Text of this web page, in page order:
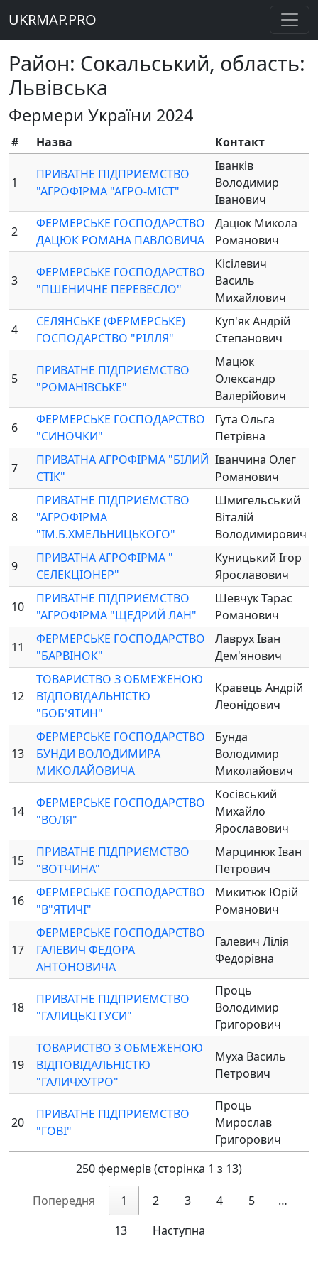
UKRMAP.PRO
Район: Сокальський, область:
Львівська
Фермери України 2024
# Назва Контакт
1
ПРИВАТНЕ ПІДПРИЄМСТВО
"АГРОФІРМА "АГРО-МІСТ"
Іванків
Володимир
Іванович
2
ФЕРМЕРСЬКЕ ГОСПОДАРСТВО
ДАЦЮК РОМАНА ПАВЛОВИЧА
Дацюк Микола
Романович
3
ФЕРМЕРСЬКЕ ГОСПОДАРСТВО
"ПШЕНИЧНЕ ПЕРЕВЕСЛО"
Кісілевич
Василь
Михайлович
4
СЕЛЯНСЬКЕ (ФЕРМЕРСЬКЕ)
ГОСПОДАРСТВО "РІЛЛЯ"
Куп'як Андрій
Степанович
5
ПРИВАТНЕ ПІДПРИЄМСТВО
"РОМАНІВСЬКЕ"
Мацюк
Олександр
Валерійович
6
ФЕРМЕРСЬКЕ ГОСПОДАРСТВО
"СИНОЧКИ"
Гута Ольга
Петрівна
7
ПРИВАТНА АГРОФІРМА "БІЛИЙ
СТІК"
Іванчина Олег
Романович
8
ПРИВАТНЕ ПІДПРИЄМСТВО
"АГРОФІРМА
"ІМ.Б.ХМЕЛЬНИЦЬКОГО"
Шмигельський
Віталій
Володимирович
9
ПРИВАТНА АГРОФІРМА "
СЕЛЕКЦІОНЕР"
Куницький Ігор
Ярославович
10
ПРИВАТНЕ ПІДПРИЄМСТВО
"АГРОФІРМА "ЩЕДРИЙ ЛАН"
Шевчук Тарас
Романович
11
ФЕРМЕРСЬКЕ ГОСПОДАРСТВО
"БАРВІНОК"
Лаврух Іван
Дем'янович
12
ТОВАРИСТВО З ОБМЕЖЕНОЮ
ВІДПОВІДАЛЬНІСТЮ
"БОБ'ЯТИН"
Кравець Андрій
Леонідович
13
ФЕРМЕРСЬКЕ ГОСПОДАРСТВО
БУНДИ ВОЛОДИМИРА
МИКОЛАЙОВИЧА
Бунда
Володимир
Миколайович
14
ФЕРМЕРСЬКЕ ГОСПОДАРСТВО
"ВОЛЯ"
Косівський
Михайло
Ярославович
15
ПРИВАТНЕ ПІДПРИЄМСТВО
"ВОТЧИНА"
Марцинюк Іван
Петрович
16
ФЕРМЕРСЬКЕ ГОСПОДАРСТВО
"В"ЯТИЧІ"
Микитюк Юрій
Романович
17
ФЕРМЕРСЬКЕ ГОСПОДАРСТВО
ГАЛЕВИЧ ФЕДОРА
АНТОНОВИЧА
Галевич Лілія
Федорівна
18
ПРИВАТНЕ ПІДПРИЄМСТВО
"ГАЛИЦЬКІ ГУСИ"
Проць
Володимир
Григорович
19
ТОВАРИСТВО З ОБМЕЖЕНОЮ
ВІДПОВІДАЛЬНІСТЮ
"ГАЛИЧХУТРО"
Муха Василь
Петрович
20
ПРИВАТНЕ ПІДПРИЄМСТВО
"ГОВІ"
Проць
Мирослав
Григорович
250 фермерів (сторінка 1 з 13)
Попередня 1 2 3 4 5
…
13
Наступна